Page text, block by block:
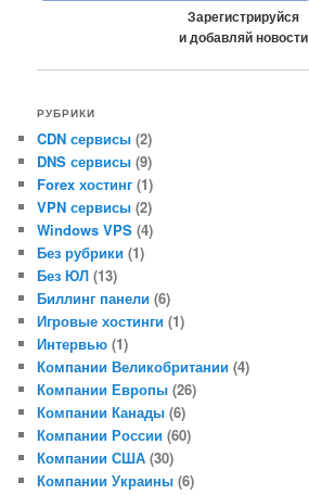
Зарегистрируйся
и добавляй новости
РУБРИКИ
CDN сервисы (2)
DNS сервисы (9)
Forex хостинг (1)
VPN сервисы (2)
Windows VPS (4)
Без рубрики (1)
Без ЮЛ (13)
Биллинг панели (6)
Игровые хостинги (1)
Интервью (1)
Компании Великобритании (4)
Компании Европы (26)
Компании Канады (6)
Компании России (60)
Компании США (30)
Компании Украины (6)